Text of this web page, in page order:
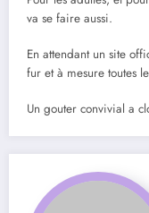
va se faire aussi.
En attendant un site
fur et à mesure toutes
Un gouter convivial a